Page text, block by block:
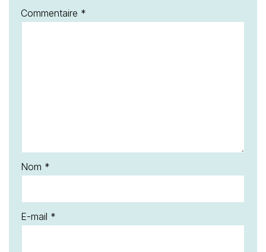
Commentaire *
Nom *
E-mail *